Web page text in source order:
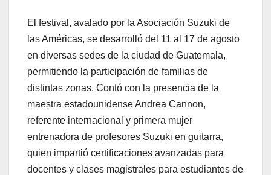
El festival, avalado por la Asociación Suzuki de
las Américas, se desarrolló del 11 al 17 de agosto
en diversas sedes de la ciudad de Guatemala,
permitiendo la participación de familias de
distintas zonas. Contó con la presencia de la
maestra estadounidense Andrea Cannon,
referente internacional y primera mujer
entrenadora de profesores Suzuki en guitarra,
quien impartió certificaciones avanzadas para
docentes y clases magistrales para estudiantes de